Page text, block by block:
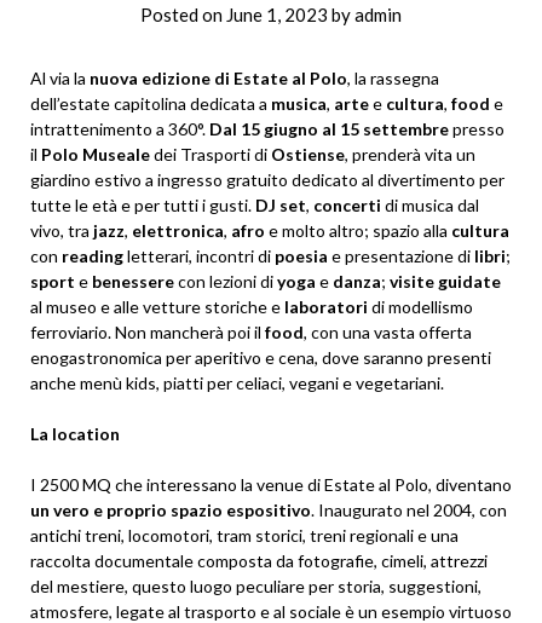
Posted on June 1, 2023 byadmin
Al via la nuova edizione di Estate al Polo, la rassegna
dell’estate capitolina dedicata a musica, artee cultura, food e
intrattenimento a 360°. Dal 15 giugno al 15 settembrepresso
il Polo Musealedei Trasporti di Ostiense, prenderà vita un
giardino estivo a ingresso gratuito dedicato al divertimento per
tutte le età e per tutti i gusti. DJ set, concerti di musica dal
vivo, tra jazz, elettronica, afro e molto altro; spazio alla cultura
con readingletterari, incontri di poesia e presentazione di libri;
sport e benesserecon lezioni diyoga e danza; visite guidate
al museo e alle vetture storiche e laboratori di modellismo
ferroviario. Non mancherà poi il food, con una vasta offerta
enogastronomica per aperitivo e cena, dove saranno presenti
anche menù kids, piatti per celiaci, vegani e vegetariani.
La location
I 2500 MQ che interessano la venue di Estate al Polo, diventano
un vero e proprio spazio espositivo. Inaugurato nel 2004, con
antichi treni, locomotori, tram storici, treni regionali e una
raccolta documentale composta da fotografie, cimeli, attrezzi
del mestiere, questo luogo peculiare per storia, suggestioni,
atmosfere, legate al trasporto e al sociale è un esempio virtuoso